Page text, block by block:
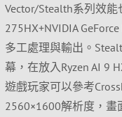
Vector/Stealth系列效能
275HX+NVIDIA
多工處理與輸出。
幕，在放入Ryzen AI 9
遊戲玩家可以參考
2560×1600解析度，